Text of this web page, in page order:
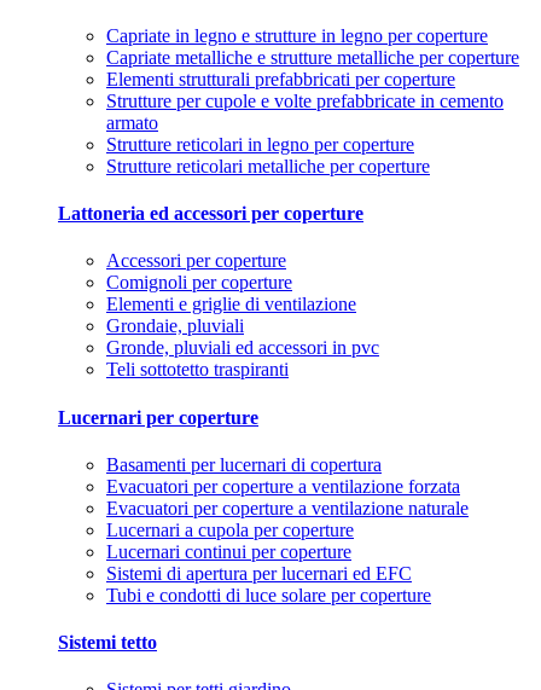
Capriate in legno e strutture in legno per coperture
Capriate metalliche e strutture metalliche per coperture
Elementi strutturali prefabbricati per coperture
Strutture per cupole e volte prefabbricate in cemento
armato
Strutture reticolari in legno per coperture
Strutture reticolari metalliche per coperture
Lattoneria ed accessori per coperture
Accessori per coperture
Comignoli per coperture
Elementi e griglie di ventilazione
Grondaie, pluviali
Gronde, pluviali ed accessori in pvc
Teli sottotetto traspiranti
Lucernari per coperture
Basamenti per lucernari di copertura
Evacuatori per coperture a ventilazione forzata
Evacuatori per coperture a ventilazione naturale
Lucernari a cupola per coperture
Lucernari continui per coperture
Sistemi di apertura per lucernari ed EFC
Tubi e condotti di luce solare per coperture
Sistemi tetto